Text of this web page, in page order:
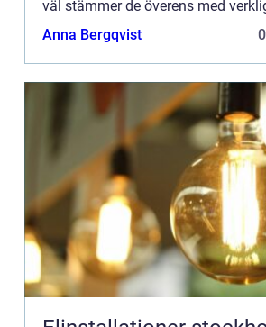
väl stämmer de överens med
bara börja bygga brukar...
Anna Bergqvist